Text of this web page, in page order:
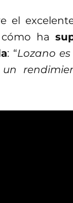
el
ha
: “Lozano